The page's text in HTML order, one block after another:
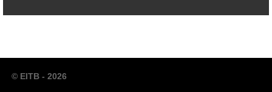
© EITB - 2026